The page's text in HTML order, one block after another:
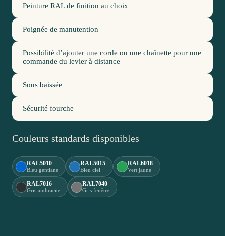
Peinture RAL de finition au choix
Poignée de manutention
Possibilité d’ajouter une corde ou une chaînette pour une
commande du levier à distance
Sous baissée
Sécurité fourche
Couleurs standards disponibles
RAL5010
Bleu gentiane
RAL5015
Bleu ciel
RAL6018
Vert jaune
RAL7016
Gris anthracite
RAL7040
Gris fenêtre